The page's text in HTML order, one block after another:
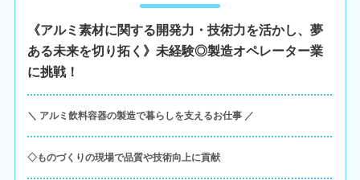
《アルミ素材に関する開発力・技術力を活かし、夢
ある未来を切り拓く》未経験◎製造オペレーター業
に挑戦！
＼ アルミ飲料容器の製造で暮らしを支えるお仕事 ／
◇ものづくりの現場で品質や技術向上に貢献